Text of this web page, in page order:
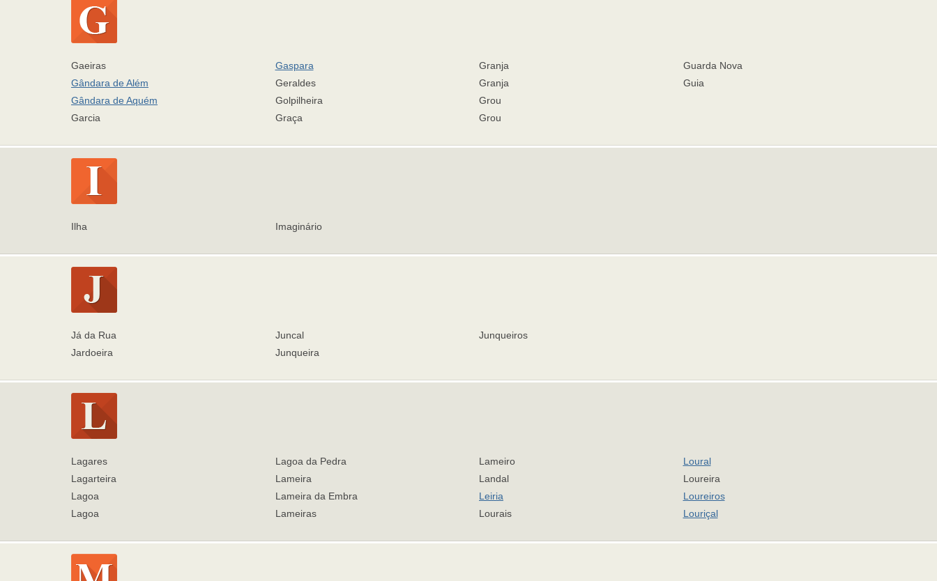
Gaeiras
Gândara de Além
Gândara de Aquém
Garcia
Gaspara
Geraldes
Golpilheira
Graça
Granja
Granja
Grou
Grou
Guarda Nova
Guia
Ilha Imaginário
Já da Rua
Jardoeira
Juncal
Junqueira
Junqueiros
Lagares
Lagarteira
Lagoa
Lagoa
Lagoa da Pedra
Lameira
Lameira da Embra
Lameiras
Lameiro
Landal
Leiria
Lourais
Loural
Loureira
Loureiros
Louriçal